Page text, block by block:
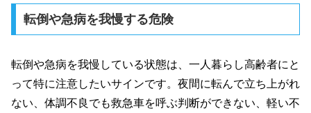
転倒や急病を我慢する危険
転倒や急病を我慢している状態は、一人暮らし高齢者にと
って特に注意したいサインです。夜間に転んで立ち上がれ
ない、体調不良でも救急車を呼ぶ判断ができない、軽い不